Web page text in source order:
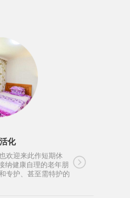
化
欢迎来此作短期休
纳健康自理的老年朋
专护、甚至需特护的